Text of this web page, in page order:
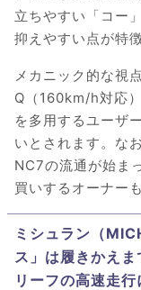
立ちやすい「コー
抑えやすい点が特徴
メカニック的な視
Q（160km/h対応
を多用するユーザ
いとされます。な
NC7の流通が始ま
買いするオーナー
ミシュラン（
ス」は履きかえ
リーフの高速走